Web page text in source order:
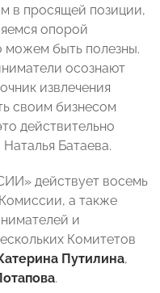
в просящей позиции,
опорой
можем быть полезны.
осознают
извлечения
своим бизнесом
действительно
Батаева.
действует восемь
а также
и
Комитетов
Путилина,
.